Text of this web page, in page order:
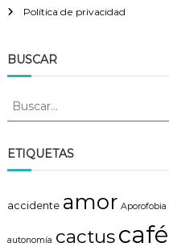
Política de privacidad
BUSCAR
B
c
a
:
ETIQUETAS
accidente amor Aporofobia
autonomía cactuscafé